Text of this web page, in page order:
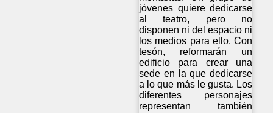
jóvenes quiere dedicarse
al teatro, pero no
disponen ni del espacio ni
los medios para ello. Con
tesón, reformarán un
edificio para crear una
sede en la que dedicarse
a lo que más le gusta. Los
diferentes personajes
representan también